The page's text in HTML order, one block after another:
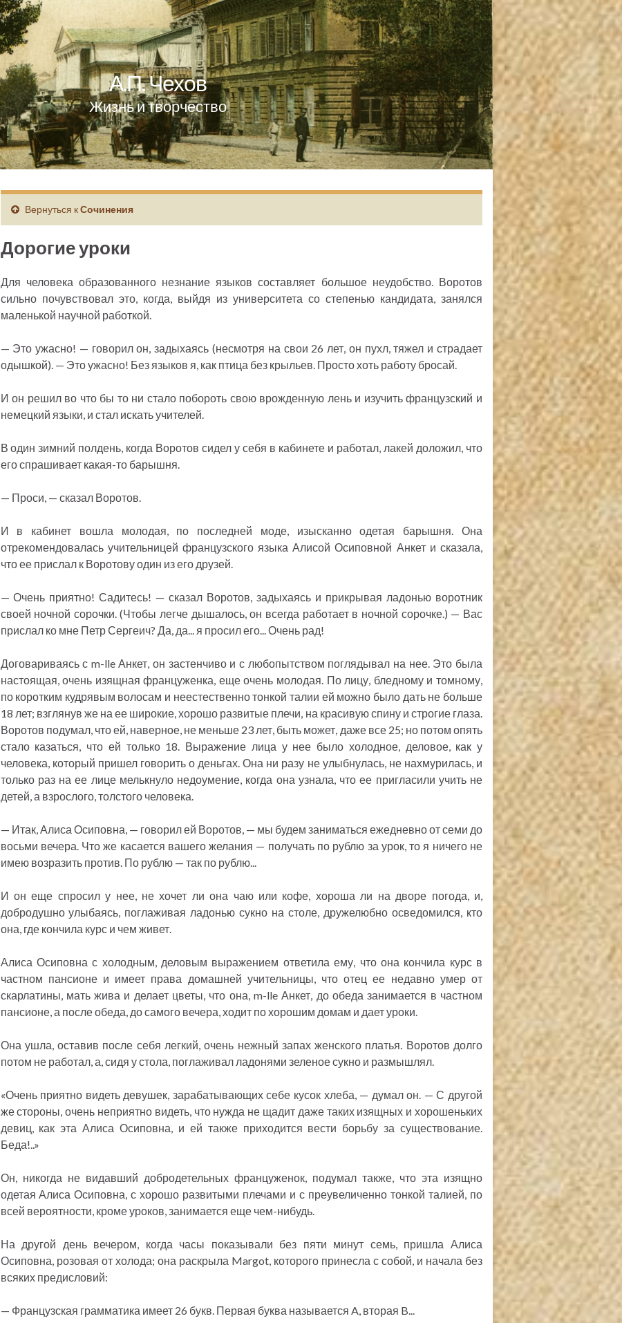
А.П. Чехов
Жизнь и творчество
Вернуться кСочинения
Дорогие уроки
Для человека образованного незнание языков составляет большое неудобство. Воротов
сильно почувствовал это, когда, выйдя из университета со степенью кандидата, занялся
маленькой научной работкой.
— Это ужасно! — говорил он, задыхаясь (несмотря на свои 26 лет, он пухл, тяжел и страдает
одышкой). — Это ужасно! Без языков я, как птица без крыльев. Просто хоть работу бросай.
И он решил во что бы то ни стало побороть свою врожденную лень и изучить французский и
немецкий языки, и стал искать учителей.
В один зимний полдень, когда Воротов сидел у себя в кабинете и работал, лакей доложил, что
его спрашивает какая-то барышня.
— Проси, — сказал Воротов.
И в кабинет вошла молодая, по последней моде, изысканно одетая барышня. Она
отрекомендовалась учительницей французского языка Алисой Осиповной Анкет и сказала,
что ее прислал к Воротову один из его друзей.
— Очень приятно! Садитесь! — сказал Воротов, задыхаясь и прикрывая ладонью воротник
своей ночной сорочки. (Чтобы легче дышалось, он всегда работает в ночной сорочке.) — Вас
прислал ко мне Петр Сергеич? Да, да... я просил его... Очень рад!
Договариваясь с m-lle Анкет, он застенчиво и с любопытством поглядывал на нее. Это была
настоящая, очень изящная француженка, еще очень молодая. По лицу, бледному и томному,
по коротким кудрявым волосам и неестественно тонкой талии ей можно было дать не больше
18 лет; взглянув же на ее широкие, хорошо развитые плечи, на красивую спину и строгие глаза.
Воротов подумал, что ей, наверное, не меньше 23 лет, быть может, даже все 25; но потом опять
стало казаться, что ей только 18. Выражение лица у нее было холодное, деловое, как у
человека, который пришел говорить о деньгах. Она ни разу не улыбнулась, не нахмурилась, и
только раз на ее лице мелькнуло недоумение, когда она узнала, что ее пригласили учить не
детей, а взрослого, толстого человека.
— Итак, Алиса Осиповна, — говорил ей Воротов, — мы будем заниматься ежедневно от семи до
восьми вечера. Что же касается вашего желания — получать по рублю за урок, то я ничего не
имею возразить против. По рублю — так по рублю...
И он еще спросил у нее, не хочет ли она чаю или кофе, хороша ли на дворе погода, и,
добродушно улыбаясь, поглаживая ладонью сукно на столе, дружелюбно осведомился, кто
она, где кончила курс и чем живет.
Алиса Осиповна с холодным, деловым выражением ответила ему, что она кончила курс в
частном пансионе и имеет права домашней учительницы, что отец ее недавно умер от
скарлатины, мать жива и делает цветы, что она, m-lle Анкет, до обеда занимается в частном
пансионе, а после обеда, до самого вечера, ходит по хорошим домам и дает уроки.
Она ушла, оставив после себя легкий, очень нежный запах женского платья. Воротов долго
потом не работал, а, сидя у стола, поглаживал ладонями зеленое сукно и размышлял.
«Очень приятно видеть девушек, зарабатывающих себе кусок хлеба, — думал он. — С другой
же стороны, очень неприятно видеть, что нужда не щадит даже таких изящных и хорошеньких
девиц, как эта Алиса Осиповна, и ей также приходится вести борьбу за существование.
Беда!..»
Он, никогда не видавший добродетельных француженок, подумал также, что эта изящно
одетая Алиса Осиповна, с хорошо развитыми плечами и с преувеличенно тонкой талией, по
всей вероятности, кроме уроков, занимается еще чем-нибудь.
На другой день вечером, когда часы показывали без пяти минут семь, пришла Алиса
Осиповна, розовая от холода; она раскрыла Margot, которого принесла с собой, и начала без
всяких предисловий:
— Французская грамматика имеет 26 букв. Первая буква называется A, вторая B...